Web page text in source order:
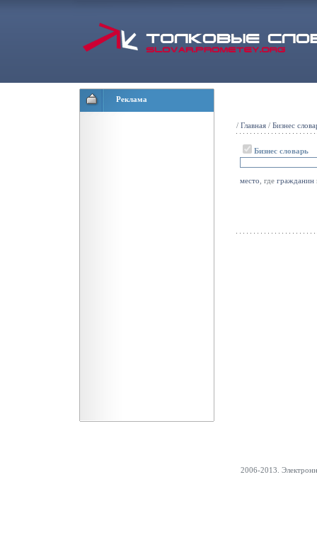
Реклама
/ Главная / Бизнес
Бизнес словарь
место , где гражданин
2006-2013.